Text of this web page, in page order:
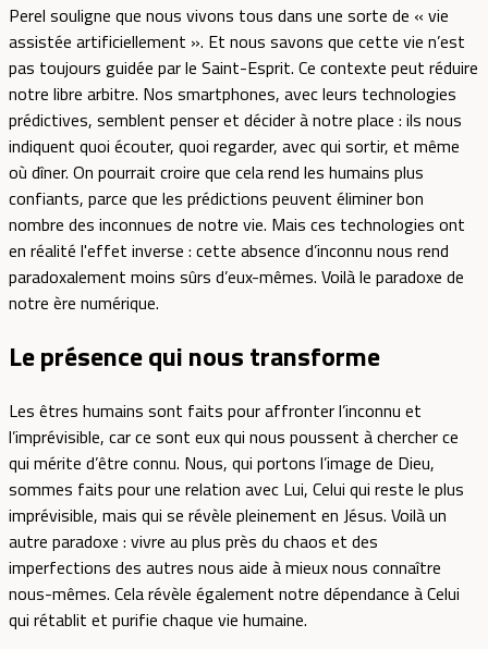
Perel souligne que nous vivons tous dans une sorte de « vie
assistée artificiellement ». Et nous savons que cette vie n’est
pas toujours guidée par le Saint-Esprit. Ce contexte peut réduire
notre libre arbitre. Nos smartphones, avec leurs technologies
prédictives, semblent penser et décider à notre place : ils nous
indiquent quoi écouter, quoi regarder, avec qui sortir, et même
où dîner. On pourrait croire que cela rend les humains plus
confiants, parce que les prédictions peuvent éliminer bon
nombre des inconnues de notre vie. Mais ces technologies ont
en réalité l'effet inverse : cette absence d’inconnu nous rend
paradoxalement moins sûrs d’eux-mêmes. Voilà le paradoxe de
notre ère numérique.
Le présence qui nous transforme
Les êtres humains sont faits pour affronter l’inconnu et
l’imprévisible, car ce sont eux qui nous poussent à chercher ce
qui mérite d’être connu. Nous, qui portons l’image de Dieu,
sommes faits pour une relation avec Lui, Celui qui reste le plus
imprévisible, mais qui se révèle pleinement en Jésus. Voilà un
autre paradoxe : vivre au plus près du chaos et des
imperfections des autres nous aide à mieux nous connaître
nous-mêmes. Cela révèle également notre dépendance à Celui
qui rétablit et purifie chaque vie humaine.